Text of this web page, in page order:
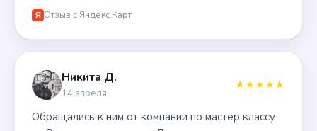
Я Отзыв с Яндекс.Карт
Никита Д.
14 апреля
★★★★★
Обращались к ним от компании по мастер классу